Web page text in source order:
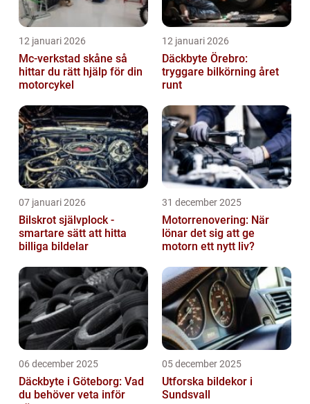
12 januari 2026
Mc-verkstad skåne så
hittar du rätt hjälp för din
motorcykel
12 januari 2026
Däckbyte Örebro:
tryggare bilkörning året
runt
07 januari 2026
Bilskrot självplock -
smartare sätt att hitta
billiga bildelar
31 december 2025
Motorrenovering: När
lönar det sig att ge
motorn ett nytt liv?
06 december 2025
Däckbyte i Göteborg: Vad
du behöver veta inför
05 december 2025
Utforska bildekor i
Sundsvall